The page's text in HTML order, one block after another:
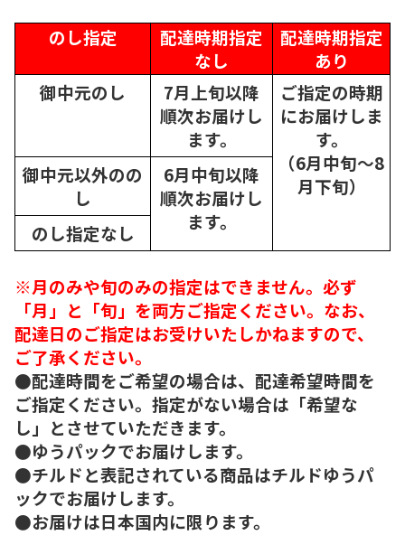
のし指定
配達時期指定
なし
配達時期指定
あり
御中元のし
7月上旬以降
順次お届けし
ます。
ご指定の時期
にお届けしま
す。
（6月中旬～8
月下旬）
御中元以外のの
し
6月中旬以降
順次お届けし
ます。
のし指定なし
※月のみや旬のみの指定はできません。必ず
「月」と「旬」を両方ご指定ください。なお、
配達日のご指定はお受けいたしかねますので、
ご了承ください。
●配達時間をご希望の場合は、配達希望時間を
ご指定ください。指定がない場合は「希望な
し」とさせていただきます。
●ゆうパックでお届けします。
●チルドと表記されている商品はチルドゆうパ
ックでお届けします。
●お届けは日本国内に限ります。